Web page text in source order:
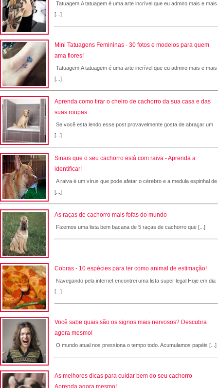
Tatuagem:A tatuagem é uma arte incrível que eu admiro mais e mais
[...]
Mini Tatuagens Femininas - 30 fotos e modelos para quem
ama flores!
Tatuagem:A tatuagem é uma arte incrível que eu admiro mais e mais
[...]
Aprenda como tirar o cheiro de cachorro da sua casa e das
suas roupas
Se você esta lendo esse post provavelmente gosta de abraçar um
[...]
Sinais que o seu cachorro está com raiva - Aprenda a
identificar!
A raiva é um vírus que pode afetar o cérebro e a medula espinhal de
[...]
As raças de cachorro mais fofas do mundo
Fizemos uma lista bem bacana de 5 raças de cachorro que [...]
Cobras - 10 espécies para ter como animal de estimação!
Navegando pela internet encontrei uma lista super legal.Hoje em dia
[...]
Você sabe quais são os signos mais nervosos? Descubra
agora mesmo!
O mundo atual nos pressiona o tempo todo. Acumulamos papéis [...]
As melhores dicas para cuidar bem do seu cachorro -
Aprenda agora mesmo!